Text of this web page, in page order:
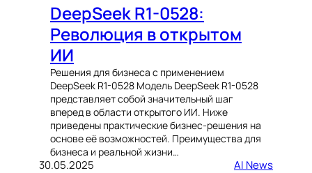
DeepSeek R1-0528:
Революция в открытом
ИИ
Решения для бизнеса с применением
DeepSeek R1-0528 Модель DeepSeek R1-0528
представляет собой значительный шаг
вперед в области открытого ИИ. Ниже
приведены практические бизнес-решения на
основе её возможностей. Преимущества для
бизнеса и реальной жизни…
30.05.2025 AI News